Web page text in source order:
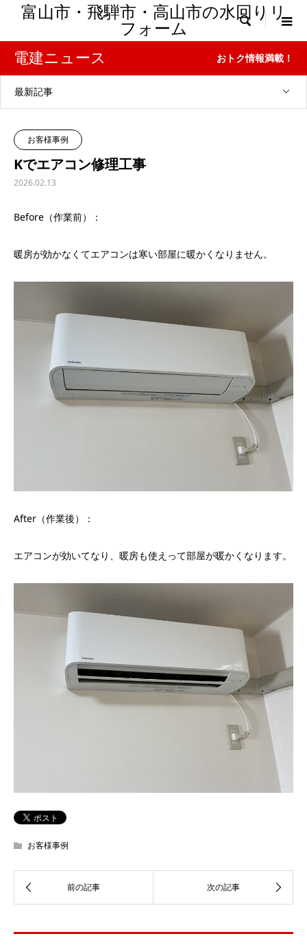
富山市・飛騨市・高山市の水回りリ
フォーム

電建ニュース おトク情報満載！
最新記事
お客様事例
Kでエアコン修理工事
2026.02.13
Before（作業前）：
暖房が効かなくてエアコンは寒い部屋に暖かくなりません。
After（作業後）：
エアコンが効いてなり、暖房も使えって部屋が暖かくなります。
お客様事例